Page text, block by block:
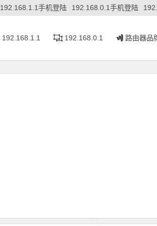
192.168.1.1手机登陆 192.168.0.1手机登陆
192.168.1.1 192.168.0.1 路由器品